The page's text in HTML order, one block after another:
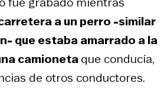
a un perro -similar
que estaba amarrado a la
camionetaque conducía,
de otros conductores.